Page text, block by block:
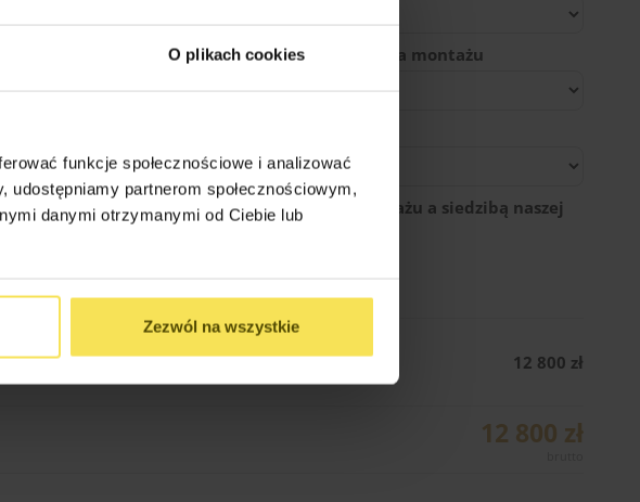
O plikach cookies
funkcje społecznościowe i analizować
partnerom społecznościowym,
danymi otrzymanymi od Ciebie lub
Zezwól na wszystkie
elementów od miejsca zaparkowania do miejsca montażu
(podaj w km odległość między miejscem montażu a siedzibą naszej
Ogrodowa Roma Wariant 6 (300cm x 600cm) 12 800 zł
12 800 zł